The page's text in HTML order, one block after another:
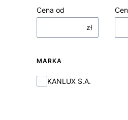
Cena od
zł
MARKA
Marka
KANLUX S.A.